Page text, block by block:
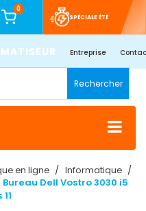
0
SPÉCIALE ÉTÉ
Entreprise
Rechercher
en ligne
Informatique
Bureau Dell Vostro 3030 i5